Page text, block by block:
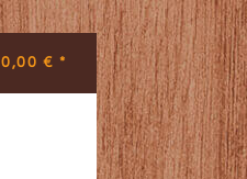
0,00 € *